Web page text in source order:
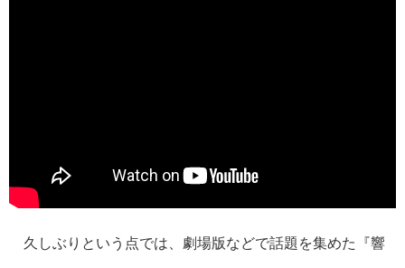
久しぶりという点では、劇場版などで話題を集めた『響